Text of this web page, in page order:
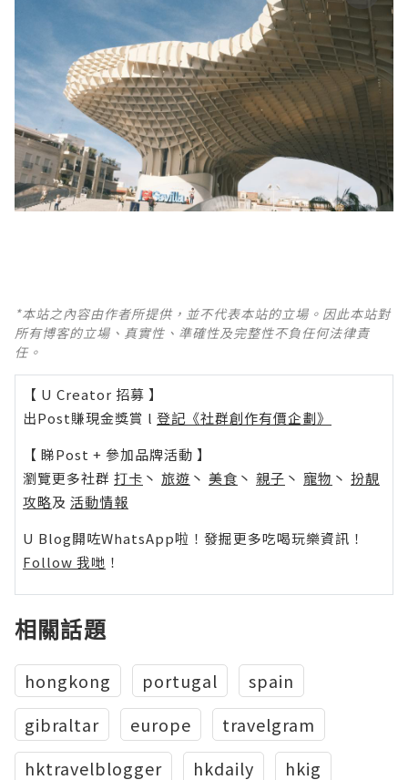
*本站之內容由作者所提供，並不代表本站的立場。因此本站對
所有博客的立場、真實性、準確性及完整性不負任何法律責
任。
【 U Creator 招募 】
出Post賺現金獎賞 l 登記《社群創作有價企劃》
【 睇Post + 參加品牌活動 】
瀏覽更多社群 打卡 丶 旅遊 丶 美食 丶 親子 丶 寵物 丶 扮靚
攻略及 活動情報
U Blog開咗WhatsApp啦！發掘更多吃喝玩樂資訊！
Follow 我哋 ！
相關話題
hongkong portugal
spain
gibraltar
europe
travelgram
hktravelblogger
hkdaily hkig